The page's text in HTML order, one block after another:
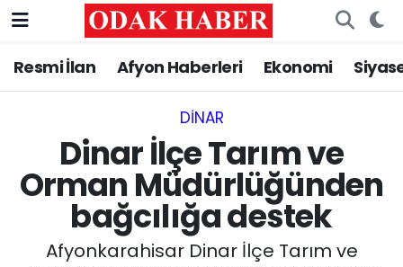
Resmi İlan Afyon Haberleri Ekonomi
DINAR
Dinar İlçe Tarım ve
Orman Müdürlüğünden
bağcılığa destek
Afyonkarahisar Dinar İlçe Tarım ve
AFYONKARAHİSAR HABERLERİ
ASAYİŞ
GÜNCEL
SİYASET
Nöbetçi Eczaneler
Trafik Durumu
Süper Lig Puan Durumu ve Fikstür
Tüm Manşetler